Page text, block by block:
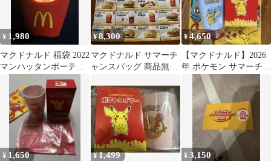
¥ 1,980
マクドナルド 福袋 2022
マンハッタンポーテー
ジ グッズ3点セット
¥8,300
マクドナルド サマーチ
ャンスバッグ 商品無料
2026
¥4,650
【マクドナルド】2026
年 ポケモン サマーチャ
ンスバッグ 抜き取り
なし
¥ 1,650 ¥1,499 ¥3,150